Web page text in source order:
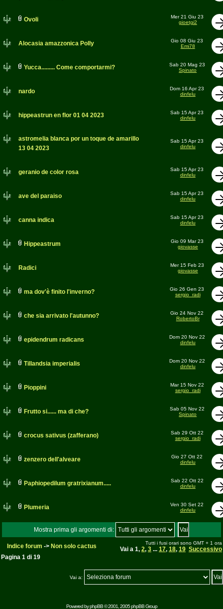
Ovoli
Mer 21 Giu 23
gioetgi2
Alocasia amazzonica Polly
Gio 08 Giu 23
Emi78
Yucca......... Come comportarmi?
Sab 20 Mag 23
Spinato
nardo
Dom 16 Apr 23
dinfelu
hippeastrun en flor 01 04 2023
Sab 15 Apr 23
dinfelu
astromelia blanca por un toque de amarillo
13 04 2023
Sab 15 Apr 23
dinfelu
geranio de color rosa
Sab 15 Apr 23
dinfelu
ave del paraiso
Sab 15 Apr 23
dinfelu
canna indica
Sab 15 Apr 23
dinfelu
Hippeastrum
Gio 09 Mar 23
giovasse
Radici
Mer 15 Feb 23
giovasse
ma dov'è finito l'inverno?
Gio 26 Gen 23
sergio_radi
che sia arrivato l'autunno?
Gio 24 Nov 22
RobertoBr
epidendrum radicans
Dom 20 Nov 22
dinfelu
Tillandsia imperialis
Dom 20 Nov 22
dinfelu
Pioppini
Mar 15 Nov 22
sergio_radi
Frutto si...... ma di che?
Sab 05 Nov 22
Spinato
crocus sativus (zafferano)
Sab 29 Ott 22
sergio_radi
zenzero dell'alveare
Gio 27 Ott 22
dinfelu
Paphiopedilum gratrixianum.....
Sab 22 Ott 22
dinfelu
Plumeria
Ven 30 Set 22
dinfelu
Mostra prima gli argomenti di:
Indice forum -> Non solo cactus Tutti i fusi orari sono GMT + 1 ora
Vai a 1, 2, 3 ... 17, 18, 19 Successivo
Pagina 1 di 19
Vai a:
Powered byphpBB© 2001, 2005 phpBB Group